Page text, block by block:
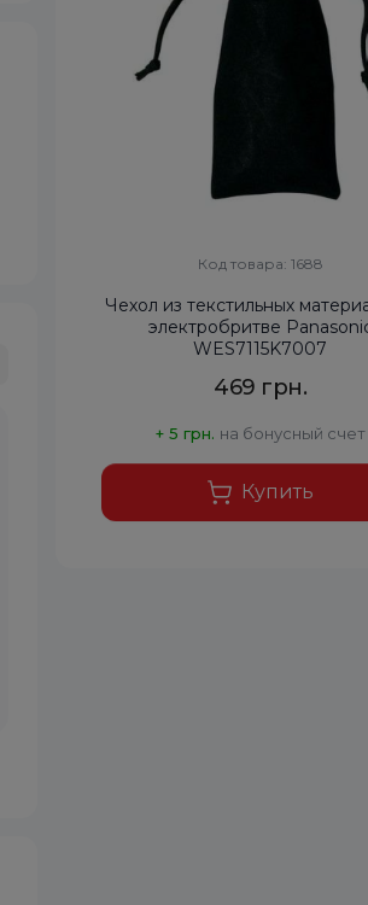
Код товара: 1688
Чехол из текстильных
электробритве
WES7115K7007
469 грн.
+ 5 грн. на бонусный счет
Купить